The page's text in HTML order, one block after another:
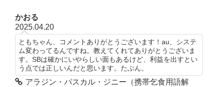
かおる
2025.04.20
ともちゃん、コメントありがとうございます！au、システ
ム変わってるんですね。教えてくれてありがとうございま
す。SBは確かにいやらしい面もあるけど、利益を出すとい
う点では正しいんだと思います。たぶん。
アラジン・パスカル・ジニー（携帯乞食用語解